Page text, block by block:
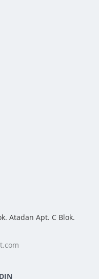
Atadan Apt. C Blok.